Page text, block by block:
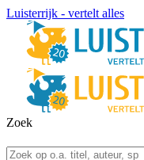
Luisterrijk - vertelt alles
Zoek